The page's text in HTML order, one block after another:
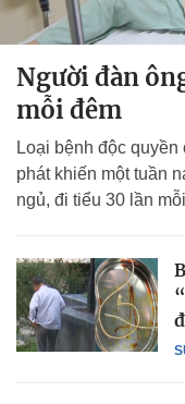
Người đàn
mỗi đêm
Loại bệnh độc
phát khiến một tuần
ngủ, đi tiểu 30 lần